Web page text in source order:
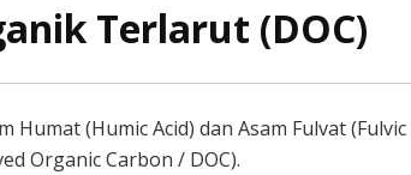
Terlarut (DOC)
(Humic Acid) dan Asam Fulvat (Fulvic
Organic Carbon / DOC).